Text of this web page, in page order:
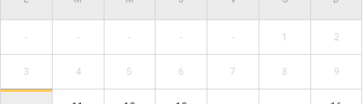
- - - - - 1 2
3 4 5 6 7 8 9